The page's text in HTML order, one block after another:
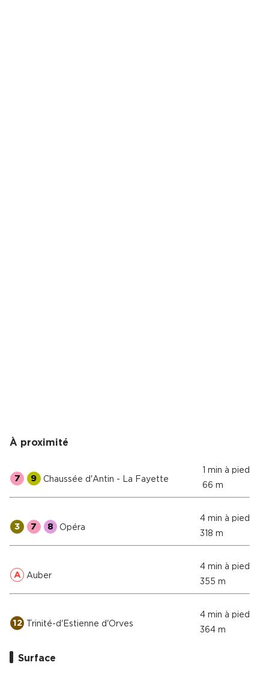
À proximité
7 9 Chaussée d'Antin - La Fayette
1 min à pied
66 m
3 7 8 Opéra
4 min à pied
318 m
A Auber
4 min à pied
355 m
12 Trinité-d'Estienne d'Orves
4 min à pied
364 m
Surface